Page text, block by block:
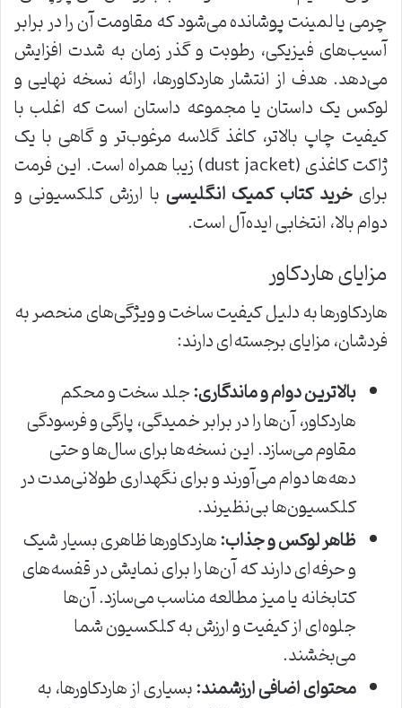
چرمی یا لمینت پوشانده می‌شود که مقاومت آن را در برابر
آسیب‌های فیزیکی، رطوبت و گذر زمان به شدت افزایش
می‌دهد. هدف از انتشار هاردکاورها، ارائه نسخه نهایی و
لوکس یک داستان یا مجموعه داستان است که اغلب با
کیفیت چاپ بالاتر، کاغذ گلاسه مرغوب‌تر و گاهی با یک
ژاکت کاغذی (dust jacket) زیبا همراه است. این فرمت
برای خرید کتاب کمیک انگلیسی با ارزش کلکسیونی و
دوام بالا، انتخابی ایده‌آل است.
مزایای هاردکاور
هاردکاورها به دلیل کیفیت ساخت و ویژگی‌های منحصر به
فردشان، مزایای برجسته‌ای دارند:
بالاترین دوام و ماندگاری:جلد سخت و محکم
هاردکاور، آن‌ها را در برابر خمیدگی، پارگی و فرسودگی
مقاوم می‌سازد. این نسخه‌ها برای سال‌ها و حتی
دهه‌ها دوام می‌آورند و برای نگهداری طولانی‌مدت در
کلکسیون‌ها بی‌نظیرند.
ظاهر لوکس و جذاب:هاردکاورها ظاهری بسیار شیک
و حرفه‌ای دارند که آن‌ها را برای نمایش در قفسه‌های
کتابخانه یا میز مطالعه مناسب می‌سازد. آن‌ها
جلوه‌ای از کیفیت و ارزش به کلکسیون شما
می‌بخشند.
محتوای اضافی ارزشمند:بسیاری از هاردکاورها، به